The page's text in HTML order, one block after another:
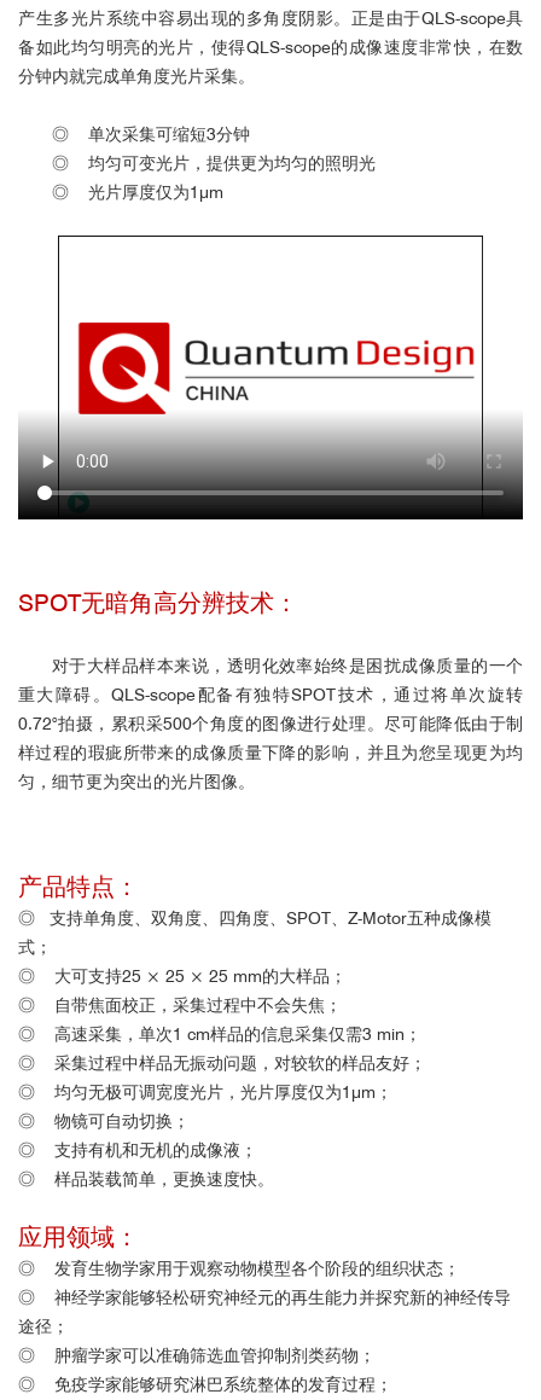
产生多光片系统中容易出现的多角度阴影。正是由于QLS-scope具
备如此均匀明亮的光片，使得QLS-scope的成像速度非常快，在数
分钟内就完成单角度光片采集。
◎ 单次采集可缩短3分钟
◎ 均匀可变光片，提供更为均匀的照明光
◎ 光片厚度仅为1μm
SPOT无暗角高分辨技术：
对于大样品样本来说，透明化效率始终是困扰成像质量的一个
重大障碍。QLS-scope配备有独特SPOT技术，通过将单次旋转
0.72°拍摄，累积采500个角度的图像进行处理。尽可能降低由于制
样过程的瑕疵所带来的成像质量下降的影响，并且为您呈现更为均
匀，细节更为突出的光片图像。
产品特点：
◎ 支持单角度、双角度、四角度、SPOT、Z-Motor五种成像模
式；
◎ 大可支持25 × 25 × 25 mm的大样品；
◎
自带焦面校正，采集过程中不会失焦；
◎ 高速采集，单次1 cm样品的信息采集仅需3 min；
◎ 采集过程中样品无振动问题，对较软的样品友好；
◎ 均匀无极可调宽度光片，光片厚度仅为1μm；
◎ 物镜可自动切换；
◎ 支持有机和无机的成像液；
◎ 样品装载简单，更换速度快。
应用领域：
◎ 发育生物学家用于观察动物模型各个阶段的组织状态；
◎ 神经学家能够轻松研究神经元的再生能力并探究新的神经传导
途径；
◎ 肿瘤学家可以准确筛选血管抑制剂类药物；
◎ 免疫学家能够研究淋巴系统整体的发育过程；